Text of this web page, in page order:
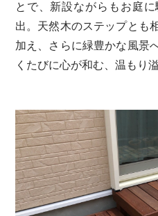
とで、新設ながらもお庭
出。天然木のステップとも
加え、さらに緑豊かな風景
くたびに心が和む、温もり